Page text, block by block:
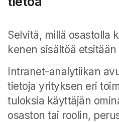
Selvitä, millä osastolla
kenen sisältöä
Intranet-analytiikan
tietoja yrityksen eri
tuloksia käyttäjän
osaston tai roolin,